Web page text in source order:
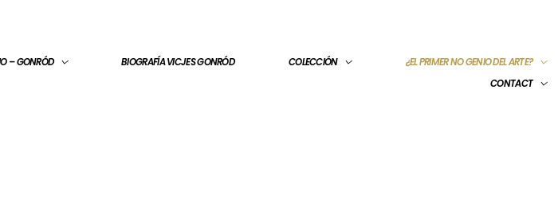
– GONRÓD BIOGRAFÍA VICJES GONRÓD COLECCIÓN
¿EL PRIMER NO GENIO DEL ARTE?
CONTACT